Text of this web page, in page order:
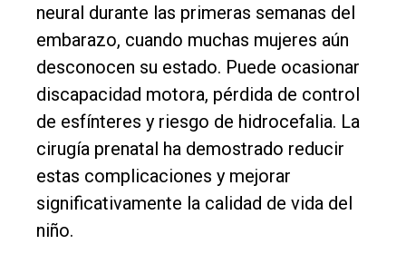
neural durante las primeras semanas del
embarazo, cuando muchas mujeres aún
desconocen su estado. Puede ocasionar
discapacidad motora, pérdida de control
de esfínteres y riesgo de hidrocefalia. La
cirugía prenatal ha demostrado reducir
estas complicaciones y mejorar
significativamente la calidad de vida del
niño.